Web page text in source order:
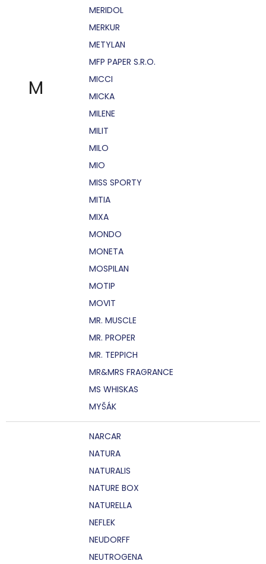
M
MERIDOL
MERKUR
METYLAN
MFP PAPER S.R.O.
MICCI
MICKA
MILENE
MILIT
MILO
MIO
MISS SPORTY
MITIA
MIXA
MONDO
MONETA
MOSPILAN
MOTIP
MOVIT
MR. MUSCLE
MR. PROPER
MR. TEPPICH
MR&MRS FRAGRANCE
MS WHISKAS
MYŠÁK
NARCAR
NATURA
NATURALIS
NATURE BOX
NATURELLA
NEFLEK
NEUDORFF
NEUTROGENA